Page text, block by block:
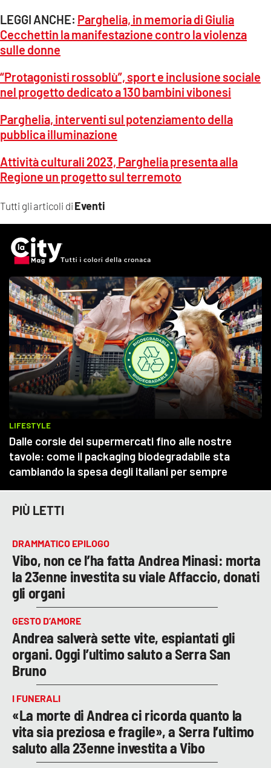
Tutti gli articoli di Eventi
LEGGI ANCHE: Parghelia, in memoria di Giulia
Cecchettin la manifestazione contro la violenza
sulle donne
“Protagonisti rossoblù”, sport e inclusione sociale
nel progetto dedicato a 130 bambini vibonesi
Parghelia, interventi sul potenziamento della
pubblica illuminazione
Attività culturali 2023, Parghelia presenta alla
Regione un progetto sul terremoto
PIÙ LETTI
DRAMMATICO EPILOGO
Vibo, non ce l’ha fatta Andrea Minasi: morta
la 23enne investita su viale Affaccio, donati
gli organi
GESTO D’AMORE
Andrea salverà sette vite, espiantati gli
organi. Oggi l’ultimo saluto a Serra San
Bruno
I FUNERALI
«La morte di Andrea ci ricorda quanto la
vita sia preziosa e fragile», a Serra l’ultimo
saluto alla 23enne investita a Vibo